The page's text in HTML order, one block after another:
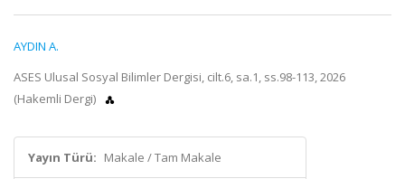
AYDIN A.
ASES Ulusal Sosyal Bilimler Dergisi, cilt.6, sa.1, ss.98-113, 2026
(Hakemli Dergi)
Yayın Türü: Makale / Tam Makale